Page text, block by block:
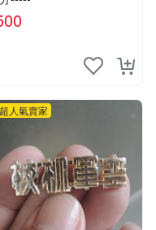
超人氣賣家